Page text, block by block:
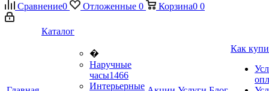
Сравнение0 Отложенные 0 Корзина0 0
Каталог
�
Наручные
часы1466
Интерьерные
Как